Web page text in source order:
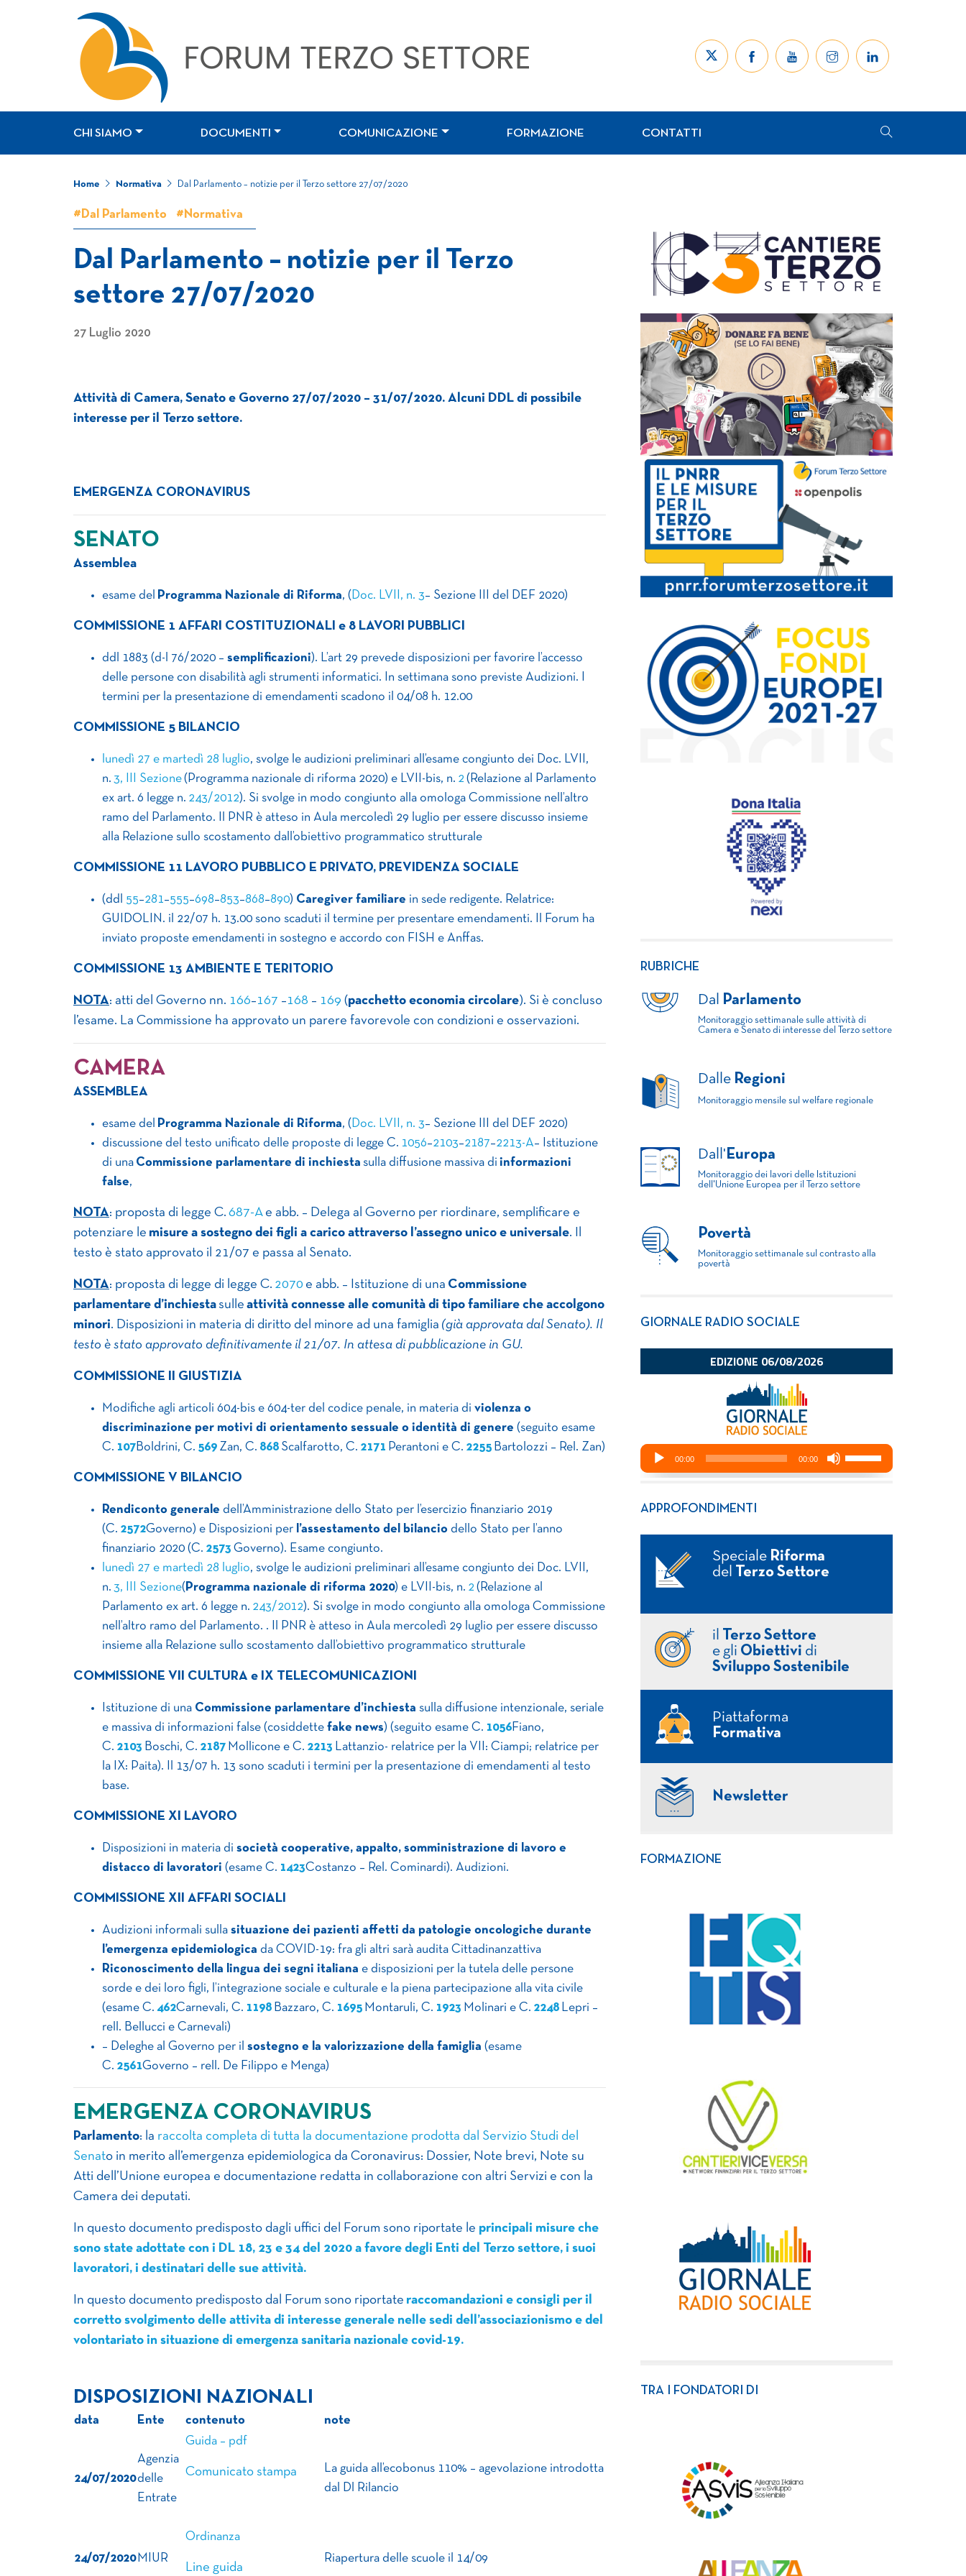
CHI SIAMO DOCUMENTI COMUNICAZIONE FORMAZIONE CONTATTI
Home Normativa Dal Parlamento – notizie per il Terzo settore 27/07/2020
#Dal Parlamento #Normativa
Dal Parlamento – notizie per il Terzo
settore 27/07/2020
27 Luglio 2020
Attività di Camera, Senato e Governo 27/07/2020 – 31/07/2020. Alcuni DDL di possibile
interesse per il Terzo settore.
EMERGENZA CORONAVIRUS
SENATO
Assemblea
esame del Programma Nazionale di Riforma, ( Doc. LVII, n. 3– Sezione III del DEF 2020)
COMMISSIONE 1 AFFARI COSTITUZIONALI e 8 LAVORI PUBBLICI
ddl 1883 (d-l 76/2020 – semplificazioni). L’art 29 prevede disposizioni per favorire l’accesso
delle persone con disabilità agli strumenti informatici. In settimana sono previste Audizioni. I
termini per la presentazione di emendamenti scadono il 04/08 h. 12.00
COMMISSIONE 5 BILANCIO
lunedì 27 e martedì 28 luglio, svolge le audizioni preliminari all’esame congiunto dei Doc. LVII,
n. 3, III Sezione(Programma nazionale di riforma 2020) e LVII-bis, n. 2 (Relazione al Parlamento
ex art. 6 legge n. 243/2012). Si svolge in modo congiunto alla omologa Commissione nell’altro
ramo del Parlamento. Il PNR è atteso in Aula mercoledì 29 luglio per essere discusso insieme
alla Relazione sullo scostamento dall’obiettivo programmatico strutturale
COMMISSIONE 11 LAVORO PUBBLICO E PRIVATO, PREVIDENZA SOCIALE
(ddl 55–281–555–698–853–868–890) Caregiver familiare in sede redigente. Relatrice:
GUIDOLIN. il 22/07 h. 13.00 sono scaduti il termine per presentare emendamenti. Il Forum ha
inviato proposte emendamenti in sostegno e accordo con FISH e Anffas.
COMMISSIONE 13 AMBIENTE E TERITORIO
NOTA: atti del Governo nn. 166–167 –168 – 169 (pacchetto economia circolare). Si è concluso
l’esame. La Commissione ha approvato un parere favorevole con condizioni e osservazioni.
CAMERA
ASSEMBLEA
esame del Programma Nazionale di Riforma, ( Doc. LVII, n. 3– Sezione III del DEF 2020)
discussione del testo unificato delle proposte di legge C. 1056–2103–2187–2213-A– Istituzione
di una Commissione parlamentare di inchiesta sulla diffusione massiva di informazioni
false,
NOTA: proposta di legge C. 687-A e abb. – Delega al Governo per riordinare, semplificare e
potenziare le misure a sostegno dei figli a carico attraverso l’assegno unico e universale. Il
testo è stato approvato il 21/07 e passa al Senato.
NOTA: proposta di legge di legge C. 2070 e abb. – Istituzione di una Commissione
parlamentare d’inchiestasulle attività connesse alle comunità di tipo familiare che accolgono
minori. Disposizioni in materia di diritto del minore ad una famiglia (già approvata dal Senato). Il
testo è stato approvato definitivamente il 21/07. In attesa di pubblicazione in GU.
COMMISSIONE II GIUSTIZIA
Modifiche agli articoli 604-bis e 604-ter del codice penale, in materia di violenza o
discriminazione per motivi di orientamento sessuale o identità di genere (seguito esame
C. 107Boldrini, C. 569 Zan, C. 868 Scalfarotto, C. 2171 Perantoni e C. 2255 Bartolozzi – Rel. Zan)
COMMISSIONE V BILANCIO
Rendiconto generale dell’Amministrazione dello Stato per l’esercizio finanziario 2019
(C. 2572Governo) e Disposizioni per l’assestamento del bilancio dello Stato per l’anno
finanziario 2020 (C. 2573 Governo). Esame congiunto.
lunedì 27 e martedì 28 luglio, svolge le audizioni preliminari all’esame congiunto dei Doc. LVII,
n. 3, III Sezione( Programma nazionale di riforma 2020) e LVII-bis, n. 2 (Relazione al
Parlamento ex art. 6 legge n. 243/2012). Si svolge in modo congiunto alla omologa Commissione
nell’altro ramo del Parlamento. . Il PNR è atteso in Aula mercoledì 29 luglio per essere discusso
insieme alla Relazione sullo scostamento dall’obiettivo programmatico strutturale
COMMISSIONE VII CULTURA e IX TELECOMUNICAZIONI
Istituzione di una Commissione parlamentare d’inchiesta sulla diffusione intenzionale, seriale
e massiva di informazioni false (cosiddette fake news) (seguito esame C. 1056Fiano,
C. 2103 Boschi, C. 2187 Mollicone e C. 2213 Lattanzio- relatrice per la VII: Ciampi; relatrice per
la IX: Paita). Il 13/07 h. 13 sono scaduti i termini per la presentazione di emendamenti al testo
base.
COMMISSIONE XI LAVORO
Disposizioni in materia di società cooperative, appalto, somministrazione di lavoro e
distacco di lavoratori (esame C. 1423Costanzo – Rel. Cominardi). Audizioni.
COMMISSIONE XII AFFARI SOCIALI
Audizioni informali sulla situazione dei pazienti affetti da patologie oncologiche durante
l’emergenza epidemiologica da COVID-19: fra gli altri sarà audita Cittadinanzattiva
Riconoscimento della lingua dei segni italiana e disposizioni per la tutela delle persone
sorde e dei loro figli, l’integrazione sociale e culturale e la piena partecipazione alla vita civile
(esame C. 462Carnevali, C. 1198 Bazzaro, C. 1695 Montaruli, C. 1923 Molinari e C. 2248 Lepri –
rell. Bellucci e Carnevali)
– Deleghe al Governo per il sostegno e la valorizzazione della famiglia (esame
C. 2561Governo – rell. De Filippo e Menga)
EMERGENZA CORONAVIRUS
Parlamento: la raccolta completa di tutta la documentazione prodotta dal Servizio Studi del
Senato in merito all’emergenza epidemiologica da Coronavirus: Dossier, Note brevi, Note su
Atti dell’Unione europea e documentazione redatta in collaborazione con altri Servizi e con la
Camera dei deputati.
In questo documento predisposto dagli uffici del Forum sono riportate le principali misure che
sono state adottate con i DL 18, 23 e 34 del 2020 a favore degli Enti del Terzo settore, i suoi
lavoratori, i destinatari delle sue attività.
In questo documento predisposto dal Forum sono riportate raccomandazioni e consigli per il
corretto svolgimento delle attivita di interesse generale nelle sedi dell’associazionismo e del
volontariato in situazione di emergenza sanitaria nazionale covid-19.
DISPOSIZIONI NAZIONALI
data Ente contenuto note
24/07/2020
Agenzia
delle
Entrate
Guida – pdf
Comunicato stampa
La guida all’ecobonus 110% – agevolazione introdotta
dal Dl Rilancio
24/07/2020 MIUR
Ordinanza
Line guida
Riapertura delle scuole il 14/09
RUBRICHE
Dal Parlamento
Monitoraggio settimanale sulle attività di
Camera e Senato di interesse del Terzo settore
Dalle Regioni
Monitoraggio mensile sul welfare regionale
Dall' Europa
Monitoraggio dei lavori delle Istituzioni
dell'Unione Europea per il Terzo settore
Povertà
Monitoraggio settimanale sul contrasto alla
povertà
GIORNALE RADIO SOCIALE
APPROFONDIMENTI
Speciale Riforma
del
Terzo Settore
il
Terzo Settore
e gli Obiettivi di
Sviluppo Sostenibile
Piattaforma
Formativa
Newsletter
FORMAZIONE
TRA I FONDATORI DI